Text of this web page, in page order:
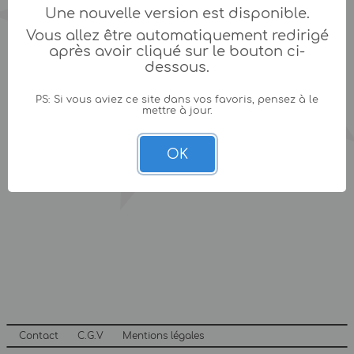
Contact C.G.V Mentions légales
Une nouvelle version est disponible.
Vous allez être automatiquement redirigé
après avoir cliqué sur le bouton ci-
dessous.
PS: Si vous aviez ce site dans vos favoris, pensez à le
mettre à jour.
OK